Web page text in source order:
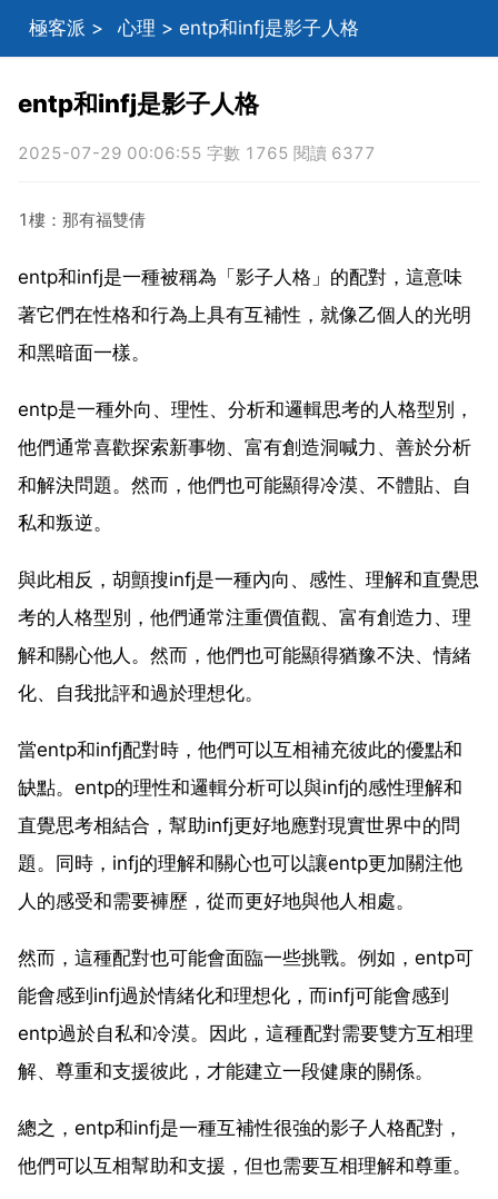
極客派 > 心理 > entp和infj是影子人格
entp和infj是影子人格
2025-07-29 00:06:55 字數 1765 閱讀 6377
1樓：那有福雙倩
entp和infj是一種被稱為「影子人格」的配對，這意味
著它們在性格和行為上具有互補性，就像乙個人的光明
和黑暗面一樣。
entp是一種外向、理性、分析和邏輯思考的人格型別，
他們通常喜歡探索新事物、富有創造洞喊力、善於分析
和解決問題。然而，他們也可能顯得冷漠、不體貼、自
私和叛逆。
與此相反，胡顫搜infj是一種內向、感性、理解和直覺思
考的人格型別，他們通常注重價值觀、富有創造力、理
解和關心他人。然而，他們也可能顯得猶豫不決、情緒
化、自我批評和過於理想化。
當entp和infj配對時，他們可以互相補充彼此的優點和
缺點。entp的理性和邏輯分析可以與infj的感性理解和
直覺思考相結合，幫助infj更好地應對現實世界中的問
題。同時，infj的理解和關心也可以讓entp更加關注他
人的感受和需要褲歷，從而更好地與他人相處。
然而，這種配對也可能會面臨一些挑戰。例如，entp可
能會感到infj過於情緒化和理想化，而infj可能會感到
entp過於自私和冷漠。因此，這種配對需要雙方互相理
解、尊重和支援彼此，才能建立一段健康的關係。
總之，entp和infj是一種互補性很強的影子人格配對，
他們可以互相幫助和支援，但也需要互相理解和尊重。